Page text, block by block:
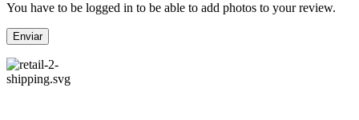
You have to be logged in to be able to add photos to your review.